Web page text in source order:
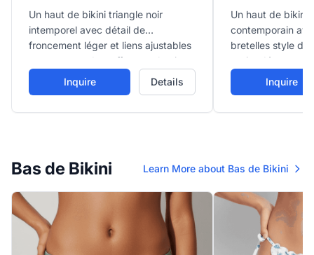
Un haut de bikini triangle noir
intemporel avec détail de
froncement léger et liens ajustables
au cou et au dos, offrant un basique
de plage simple mais élégant.
Inquire Details
Un haut de bikini
contemporain
bretelles style
petite découpe
accentuée par un
centre frontal.
Inquire
Bas de Bikini Learn More about Bas de Bikini